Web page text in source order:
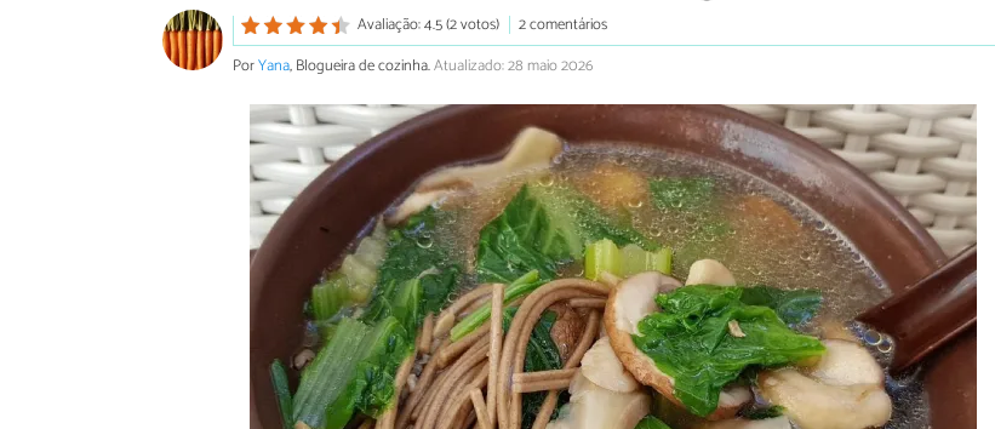
Avaliação: 4.5 (2 votos)
2 comentários
PorYana, Blogueira de cozinha.Atualizado: 28 maio 2026